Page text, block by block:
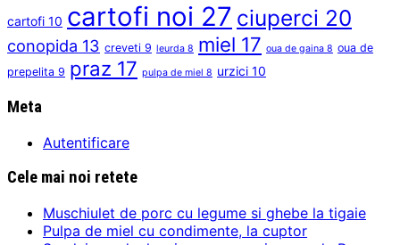
cartofi 10 cartofi noi 27 ciuperci 20
conopida 13 creveti 9 leurda 8 miel 17 oua de gaina 8 oua de
prepelita 9 praz 17 pulpa de miel 8 urzici 10
Meta
Autentificare
Cele mai noi retete
Muschiulet de porc cu legume si ghebe la tigaie
Pulpa de miel cu condimente, la cuptor